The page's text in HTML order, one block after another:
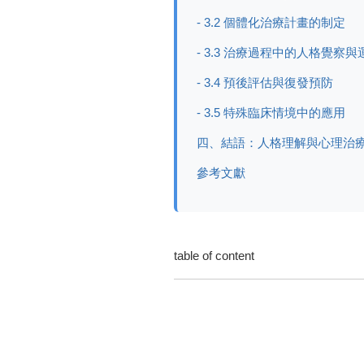
- 3.2 個體化治療計畫的制定
- 3.3 治療過程中的人格覺察與
- 3.4 預後評估與復發預防
- 3.5 特殊臨床情境中的應用
四、結語：人格理解與心理治
參考文獻
table of content